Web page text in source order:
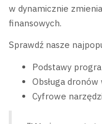
w dynamicznie
finansowych.
Sprawdź nasze
Podstawy
Obsługa
Cyfrowe